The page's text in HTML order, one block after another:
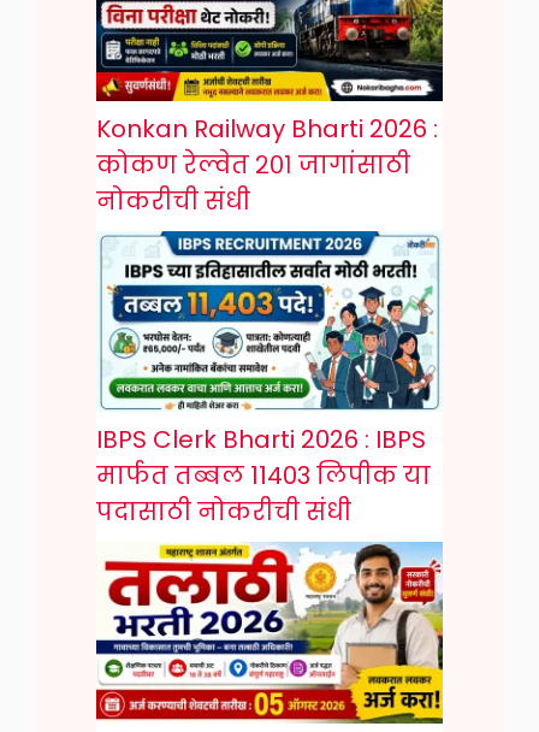
Konkan Railway Bharti 2026 :
कोकण रेल्वेत २०१ जागांसाठी
नोकरीची संधी
IBPS Clerk Bharti 2026 : IBPS
मार्फत तब्बल 11403 लिपीक या
पदासाठी नोकरीची संधी